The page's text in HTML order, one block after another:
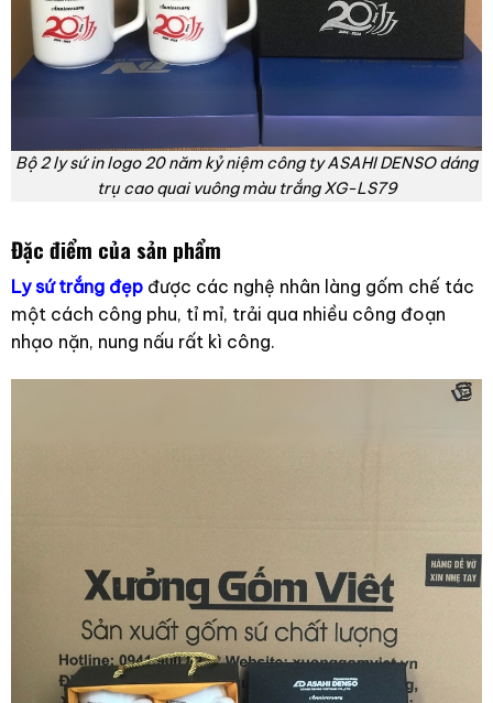
Bộ 2 ly sứ in logo 20 năm kỷ niệm công ty ASAHI DENSO dáng
trụ cao quai vuông màu trắng XG-LS79
Đặc điểm của sản phẩm
Ly sứ trắng đẹp được các nghệ nhân làng gốm chế tác
một cách công phu, tỉ mỉ, trải qua nhiều công đoạn
nhạo nặn, nung nấu rất kì công.